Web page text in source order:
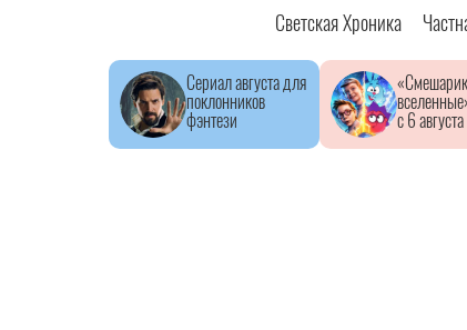
Светская Хроника
Сериал августа для
поклонников
фэнтези с 6 августа